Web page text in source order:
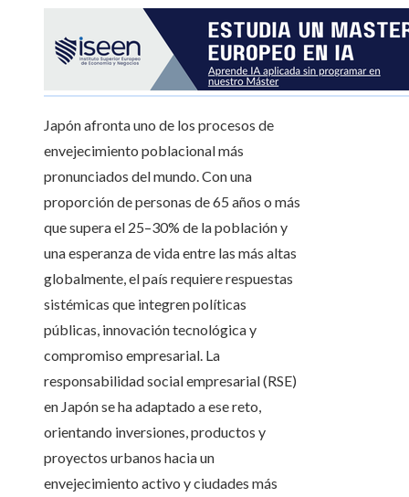
Japón afronta uno de los procesos de
envejecimiento poblacional más
pronunciados del mundo. Con una
proporción de personas de 65 años o más
que supera el 25–30% de la población y
una esperanza de vida entre las más altas
globalmente, el país requiere respuestas
sistémicas que integren políticas
públicas, innovación tecnológica y
compromiso empresarial. La
responsabilidad social empresarial (RSE)
en Japón se ha adaptado a ese reto,
orientando inversiones, productos y
proyectos urbanos hacia un
envejecimiento activo y ciudades más